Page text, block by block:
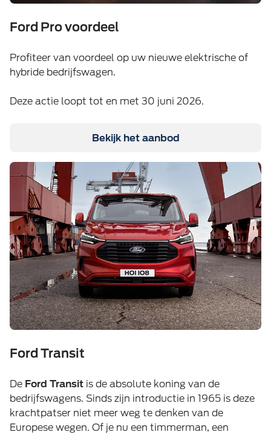
Ford Pro voordeel
Profiteer van voordeel op uw nieuwe elektrische of
hybride bedrijfswagen.
Deze actie loopt tot en met 30 juni 2026.
Bekijk het aanbod
Ford Transit
De Ford Transit is de absolute koning van de
bedrijfswagens. Sinds zijn introductie in 1965 is deze
krachtpatser niet meer weg te denken van de
Europese wegen. Of je nu een timmerman, een